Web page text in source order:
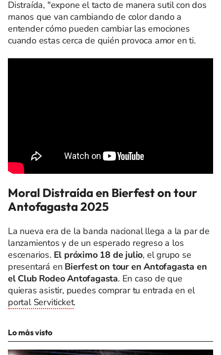
Distraída, "expone el tacto de manera sutil con dos
manos que van cambiando de color dando a
entender cómo pueden cambiar las emociones
cuando estas cerca de quién provoca amor en ti.
Moral Distraída en Bierfest on tour
Antofagasta 2025
La nueva era de la banda nacional llega a la par de
lanzamientos y de un esperado regreso a los
escenarios. El próximo 18 de julio, el grupo se
presentará en Bierfest on tour en Antofagasta en
el Club Rodeo Antofagasta. En caso de que
quieras asistir, puedes comprar tu entrada en el
portal Serviticket.
Lo más visto